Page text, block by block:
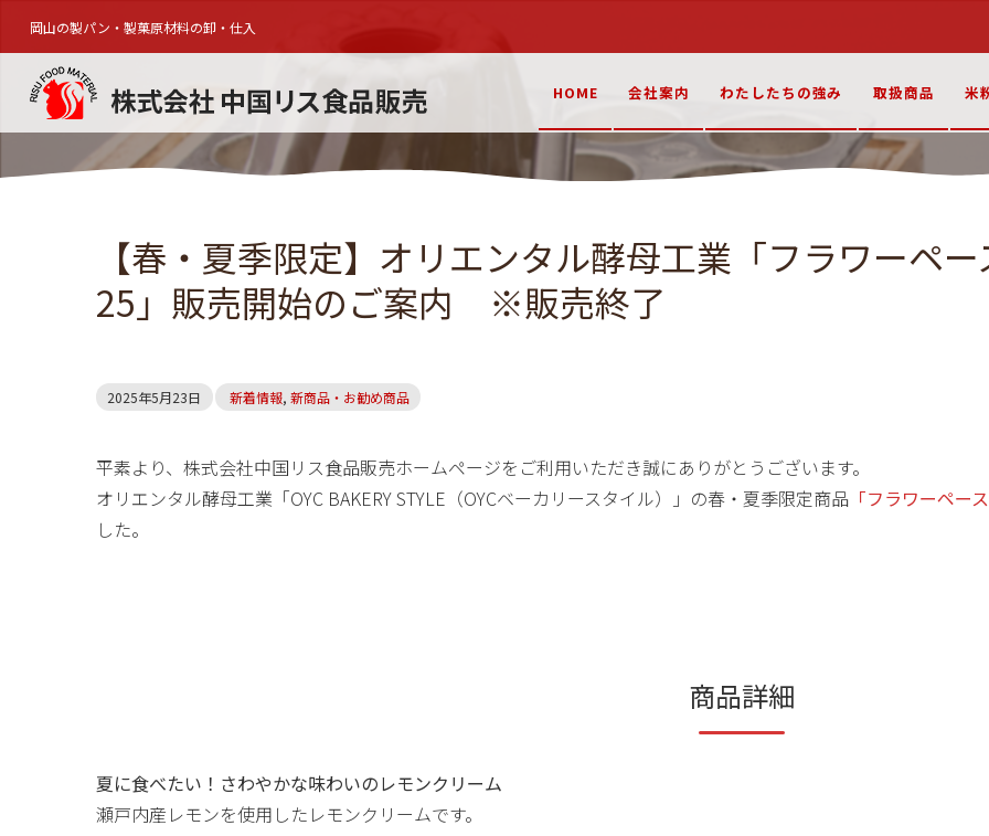
HOME 会社案内 わたしたちの強み 取扱商品 米
岡山の製パン・製菓原材料の卸・仕入
【春・夏季限定】オリエンタル酵母工業「フラワーペ
25」販売開始のご案内 ※販売終了
2025年5月23日 新着情報, 新商品・お勧め商品
平素より、株式会社中国リス食品販売ホームページをご利用いただき誠にありがとうございます。
オリエンタル酵母工業「OYC BAKERY STYLE（OYCベーカリースタイル）」の春・夏季限定商品 「フラワーペー
した。
商品詳細
夏に食べたい！さわやかな味わいのレモンクリーム
瀬戸内産レモンを使用したレモンクリームです。